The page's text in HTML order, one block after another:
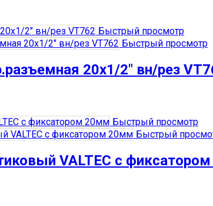
Быстрый просмотр
Быстрый просмотр
20х1/2″ вн/рез
Быстрый просмотр
Быстрый
VALTEC с